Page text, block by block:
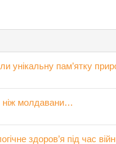
унікальну пам’ятку
ніж молдавани…
здоров’я під час